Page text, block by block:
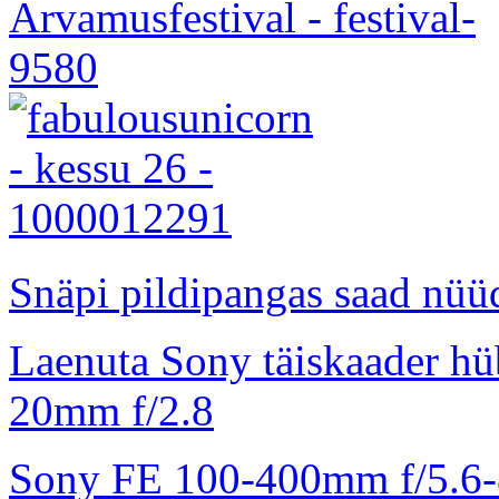
Snäpi pildipangas saad
Laenuta Sony täiskaader
20mm f/2.8
Sony FE 100-400mm f/